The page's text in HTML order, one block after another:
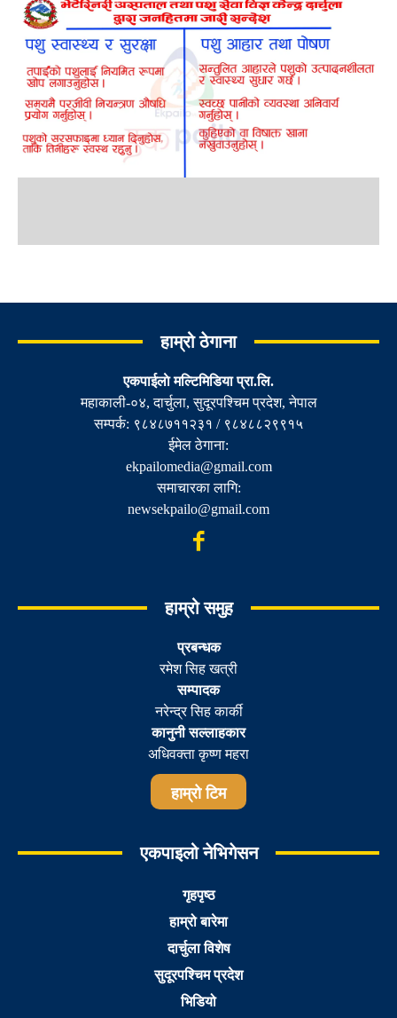
हाम्रो ठेगाना
एकपाईलाे मल्टिमिडिया प्रा.लि.
महाकाली-०४, दार्चुला, सुदूरपश्चिम प्रदेश, नेपाल
सम्पर्क: ९८४८७११२३१ / ९८४८८२९९१५
ईमेल ठेगाना:
ekpailomedia@gmail.com
समाचारका लागि:
newsekpailo@gmail.com
हाम्रो समुह
प्रबन्धक
रमेश सिह खत्री
सम्पादक
नरेन्द्र सिह कार्की
कानुनी सल्लाहकार
अधिवक्ता कृष्ण महरा
हाम्रो टिम
एकपाइलो नेभिगेसन
गृहपृष्ठ
हाम्रो बारेमा
दार्चुला विशेष
सुदूरपश्चिम प्रदेश
भिडियो